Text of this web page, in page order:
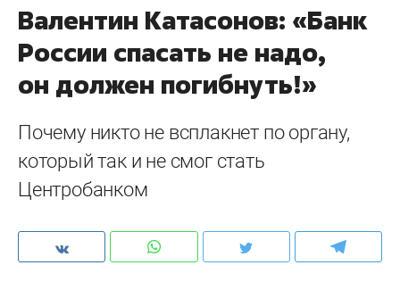
Валентин Катасонов: «Банк
России спасать не надо,
он должен погибнуть!»
Почему никто не всплакнет по органу,
который так и не смог стать
Центробанком